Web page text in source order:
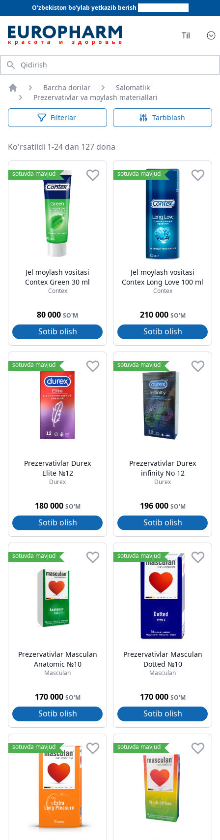
O'zbekiston bo'ylab yetkazib berish
Til
Qidirish
Bosh sahifa
Barcha dorilar
Salomatlik
Prezervativlar va moylash materiallari
Filterlar Tartiblash
Ko'rsatildi 1-24 dan 127 dona
Prezervativlar va moylash materiallari
sotuvda mavjud
Jel moylash vositasi
Contex Green 30 ml
Contex
80 000 SO'M
Sotib olish
sotuvda mavjud
Jel moylash vositasi
Contex Long Love 100 ml
Contex
210 000 SO'M
Sotib olish
sotuvda mavjud
Prezervativlar Durex
Elite №12
Durex
180 000 SO'M
Sotib olish
sotuvda mavjud
Prezervativlar Durex
infinity No 12
Durex
196 000 SO'M
Sotib olish
sotuvda mavjud
Prezervativlar Masculan
Anatomic №10
Masculan
170 000 SO'M
Sotib olish
sotuvda mavjud
Prezervativlar Masculan
Dotted №10
Masculan
170 000 SO'M
Sotib olish
sotuvda mavjud sotuvda mavjud